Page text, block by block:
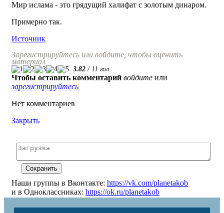
Мир ислама - это грядущий халифат с золотым динаром.
Примерно так.
Источник
Зарегистрируйтесь или войдите, чтобы оценить
материал
3.82 / 11 гол.
Чтобы оставить комментарий войдите или
зарегистрируйтесь
Нет комментариев
Закрыть
Наши группы в Вконтакте: https://vk.com/planetakob
и в Одноклассниках: https://ok.ru/planetakob